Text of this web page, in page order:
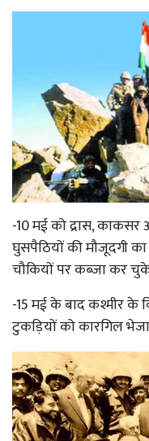
-10 मई को द्रास,
घुसपैठियों की मौजूदगी
चौकियों पर कब्जा कर
-15 मई के बाद कश्मीर के
टुकड़ियों को कारगिल